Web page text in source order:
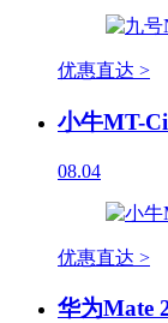
优惠直达 >
小牛MT-
08.04
优惠直达 >
华为Mate